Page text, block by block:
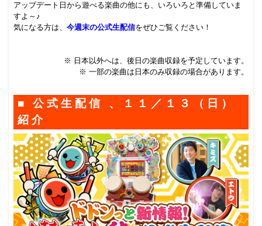
アップデート日から遊べる楽曲の他にも、いろいろと準備していま
すよ～♪
気になる方は、今週末の公式生配信をぜひご覧ください！
※ 日本以外へは、後日の楽曲収録を予定しています。
※ 一部の楽曲は日本のみ収録の場合があります。
■ 公式生配信 、１１／１３（日）
紹介